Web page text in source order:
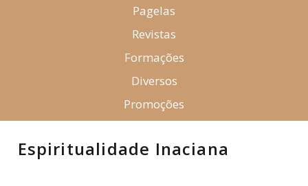
Pagelas
Revistas
Formações
Diversos
Promoções
Espiritualidade Inaciana